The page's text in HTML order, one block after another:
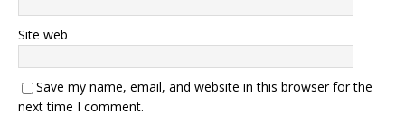
Site web
Save my name, email, and website in this browser for the
next time I comment.